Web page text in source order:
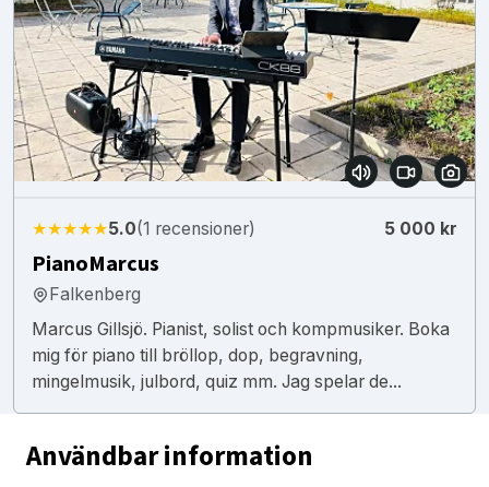
★★★★★5.0(1 recensioner) 5 000 kr
PianoMarcus
Falkenberg
Marcus Gillsjö. Pianist, solist och kompmusiker. Boka
mig för piano till bröllop, dop, begravning,
mingelmusik, julbord, quiz mm. Jag spelar de...
Användbar information